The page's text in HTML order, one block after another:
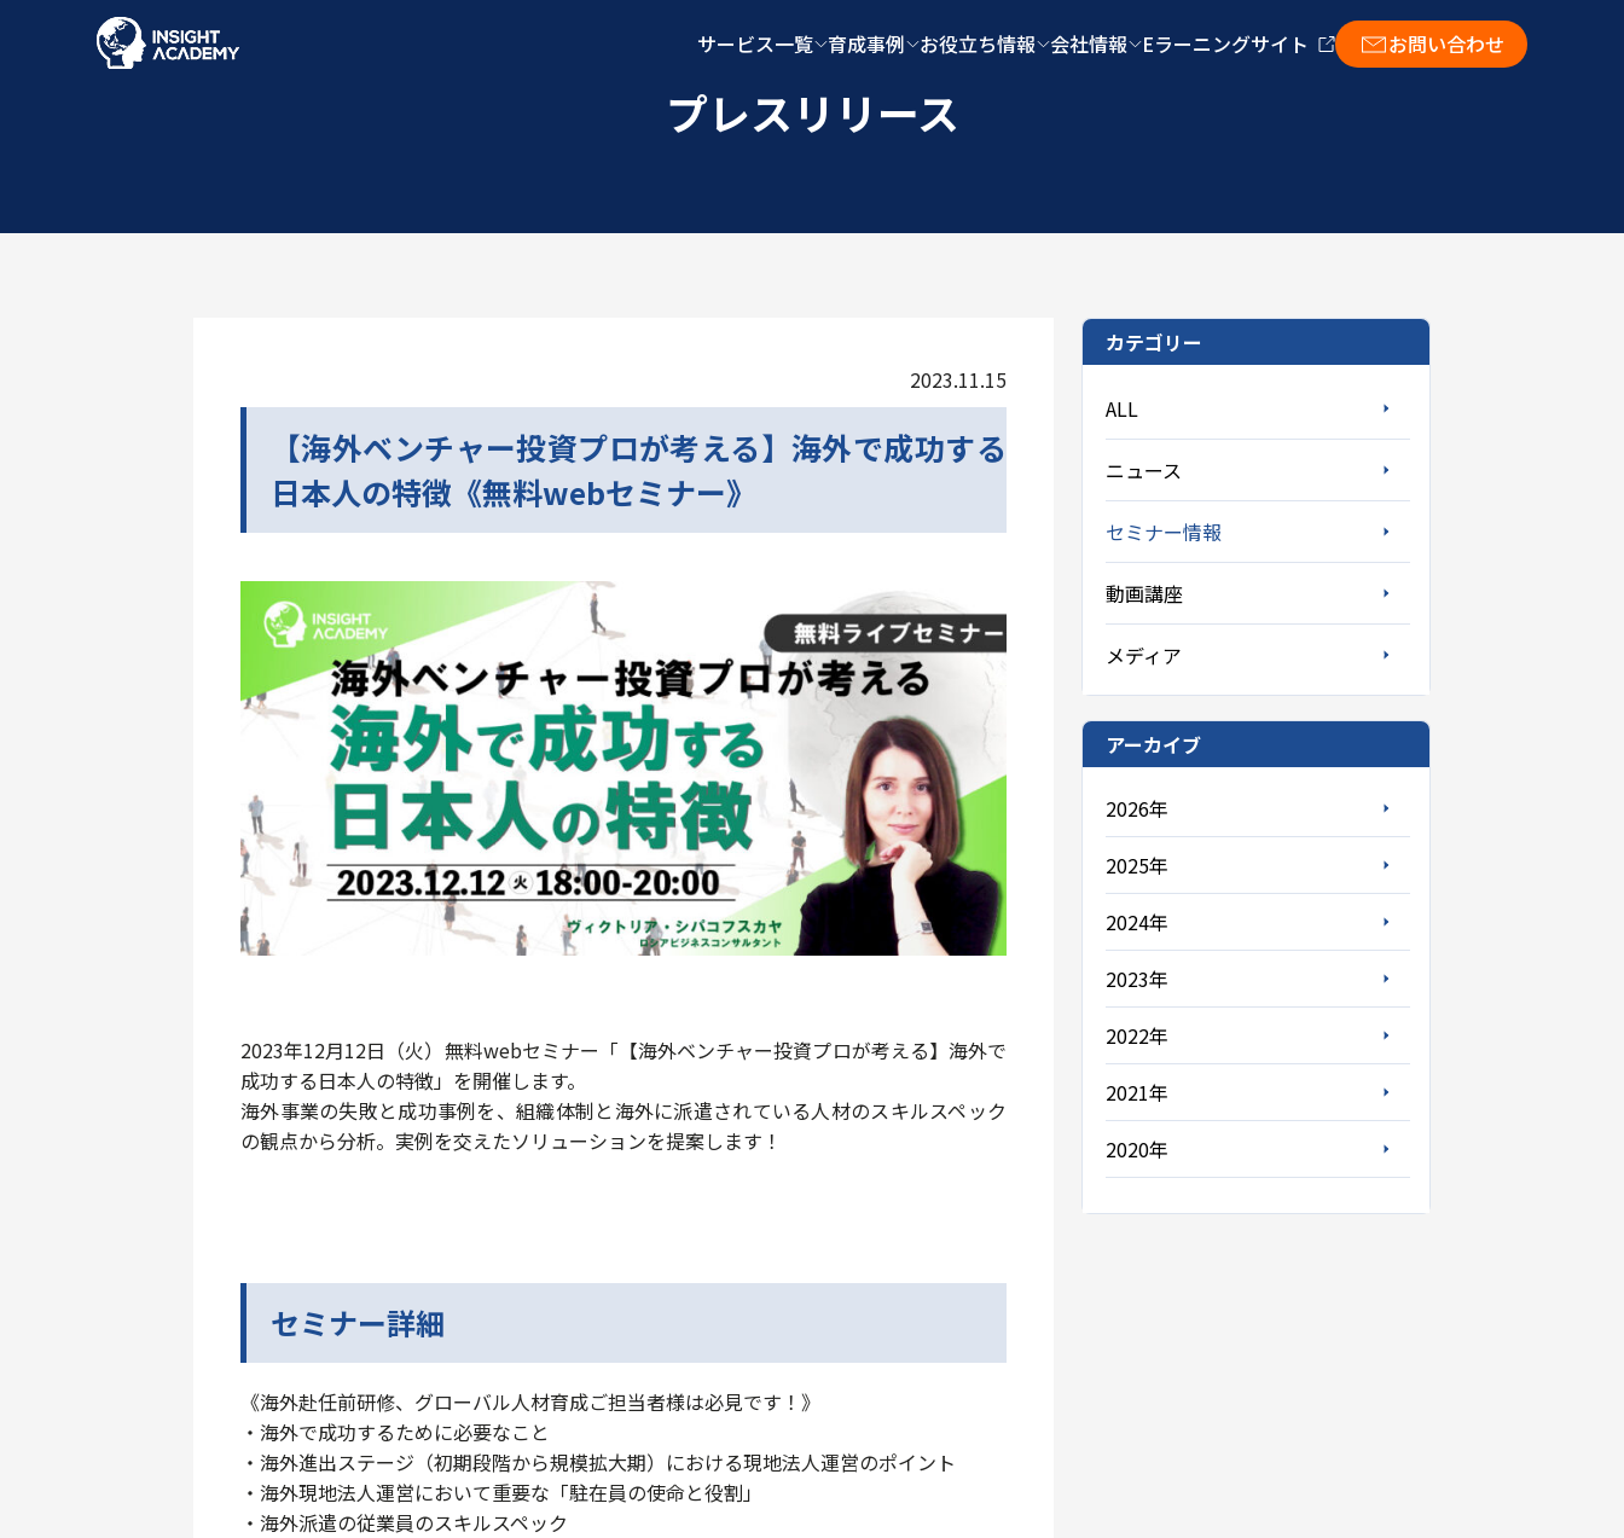
サービス一覧 育成事例 お役立ち情報 会社情報 Eラーニングサイト お問い合わせ
プレスリリース
2023.11.15
【海外ベンチャー投資プロが考える】海外で成功する
日本人の特徴《無料webセミナー》
2023年12月12日（火）無料webセミナー「【海外ベンチャー投資プロが考える】海外で
成功する日本人の特徴」を開催します。
海外事業の失敗と成功事例を、組織体制と海外に派遣されている人材のスキルスペック
の観点から分析。実例を交えたソリューションを提案します！
セミナー詳細
《海外赴任前研修、グローバル人材育成ご担当者様は必見です！》
・海外で成功するために必要なこと
・海外進出ステージ（初期段階から規模拡大期）における現地法人運営のポイント
・海外現地法人運営において重要な「駐在員の使命と役割」
・海外派遣の従業員のスキルスペック
カテゴリー
ALL
ニュース
セミナー情報
動画講座
メディア
アーカイブ
2026年
2025年
2024年
2023年
2022年
2021年
2020年